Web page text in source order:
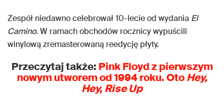
Zespół niedawno celebrował 10-lecie od wydania El
Camino. W ramach obchodów rocznicy wypuścili
winylową zremasterowaną reedycję płyty.
Przeczytaj także: Pink Floyd z pierwszym
nowym utworem od 1994 roku. OtoHey,
Hey, Rise Up